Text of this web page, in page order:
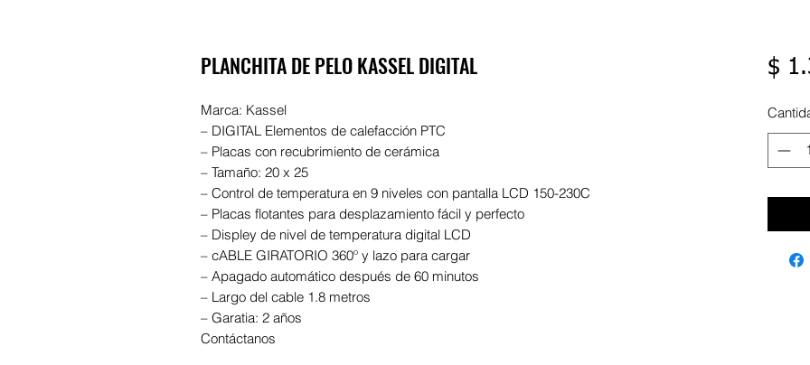
PLANCHITA DE PELO KASSEL DIGITAL
Marca: Kassel
– DIGITAL Elementos de calefacción PTC
– Placas con recubrimiento de cerámica
– Tamaño: 20 x 25
– Control de temperatura en 9 niveles con pantalla LCD 150-230C
– Placas flotantes para desplazamiento fácil y perfecto
– Displey de nivel de temperatura digital LCD
– cABLE GIRATORIO 360º y lazo para cargar
– Apagado automático después de 60 minutos
– Largo del cable 1.8 metros
– Garatia: 2 años
Contáctanos
$